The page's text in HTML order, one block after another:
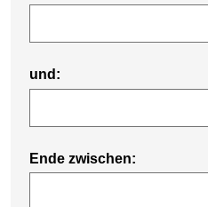
und:
Ende zwischen: